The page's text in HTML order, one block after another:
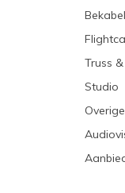
Truss
Studio
Overige